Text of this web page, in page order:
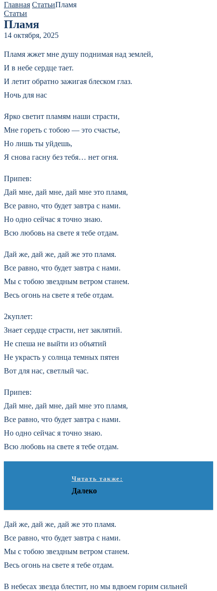
Главная СтатьиПламя
Статьи
Пламя
14 октября, 2025
Пламя жжет мне душу поднимая над землей,
И в небе сердце тает.
И летит обратно зажигая блеском глаз.
Ночь для нас
Ярко светит пламям наши страсти,
Мне гореть с тобою — это счастье,
Но лишь ты уйдешь,
Я снова гасну без тебя… нет огня.
Припев:
Дай мне, дай мне, дай мне это пламя,
Все равно, что будет завтра с нами.
Но одно сейчас я точно знаю.
Всю любовь на свете я тебе отдам.
Дай же, дай же, дай же это пламя.
Все равно, что будет завтра с нами.
Мы с тобою звездным ветром станем.
Весь огонь на свете я тебе отдам.
2куплет:
Знает сердце страсти, нет заклятий.
Не спеша не выйти из объятий
Не украсть у солнца темных пятен
Вот для нас, светлый час.
Припев:
Дай мне, дай мне, дай мне это пламя,
Все равно, что будет завтра с нами.
Но одно сейчас я точно знаю.
Всю любовь на свете я тебе отдам.
Читать также:
Далеко
Дай же, дай же, дай же это пламя.
Все равно, что будет завтра с нами.
Мы с тобою звездным ветром станем.
Весь огонь на свете я тебе отдам.
В небесах звезда блестит, но мы вдвоем горим сильней